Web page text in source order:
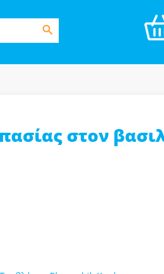
Search Button
στον